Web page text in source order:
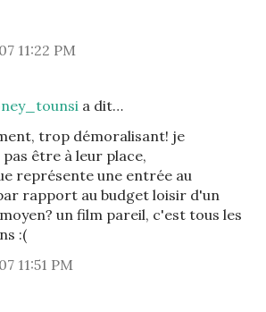
11:22 PM
a dit…
trop démoralisant! je
être à leur place,
représente une entrée au
rapport au budget loisir d'un
un film pareil, c'est tous les
:(
11:51 PM